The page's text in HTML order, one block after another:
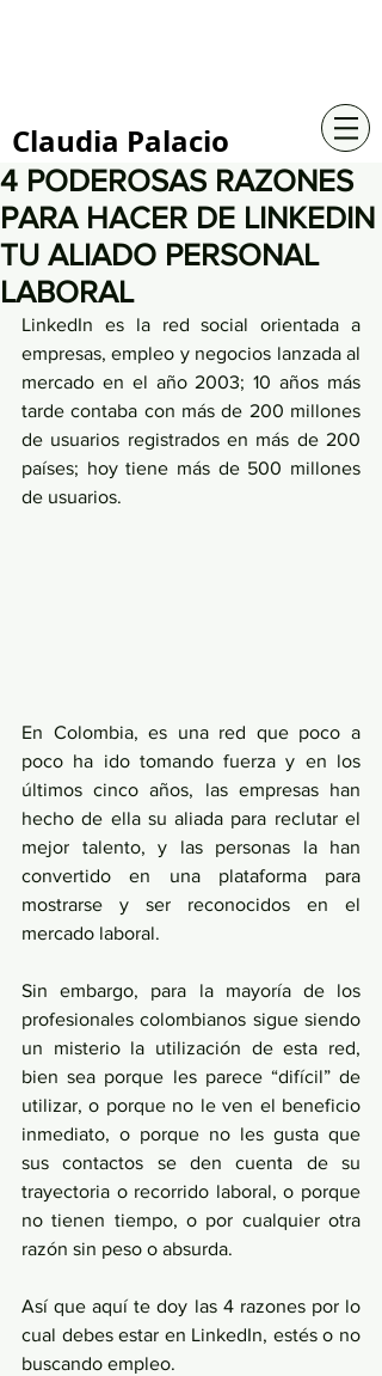
Claudia Palacio
4 PODEROSAS RAZONES
PARA HACER DE LINKEDIN
TU ALIADO PERSONAL
LABORAL
LinkedIn es la red social orientada a
empresas, empleo y negocios lanzada al
mercado en el año 2003; 10 años más
tarde contaba con más de 200 millones
de usuarios registrados en más de 200
países; hoy tiene más de 500 millones
de usuarios.
En Colombia, es una red que poco a
poco ha ido tomando fuerza y en los
últimos cinco años, las empresas han
hecho de ella su aliada para reclutar el
mejor talento, y las personas la han
convertido en una plataforma para
mostrarse y ser reconocidos en el
mercado laboral.
Sin embargo, para la mayoría de los
profesionales colombianos sigue siendo
un misterio la utilización de esta red,
bien sea porque les parece “difícil” de
utilizar, o porque no le ven el beneficio
inmediato, o porque no les gusta que
sus contactos se den cuenta de su
trayectoria o recorrido laboral, o porque
no tienen tiempo, o por cualquier otra
razón sin peso o absurda.
Así que aquí te doy las 4 razones por lo
cual debes estar en LinkedIn, estés o no
buscando empleo.